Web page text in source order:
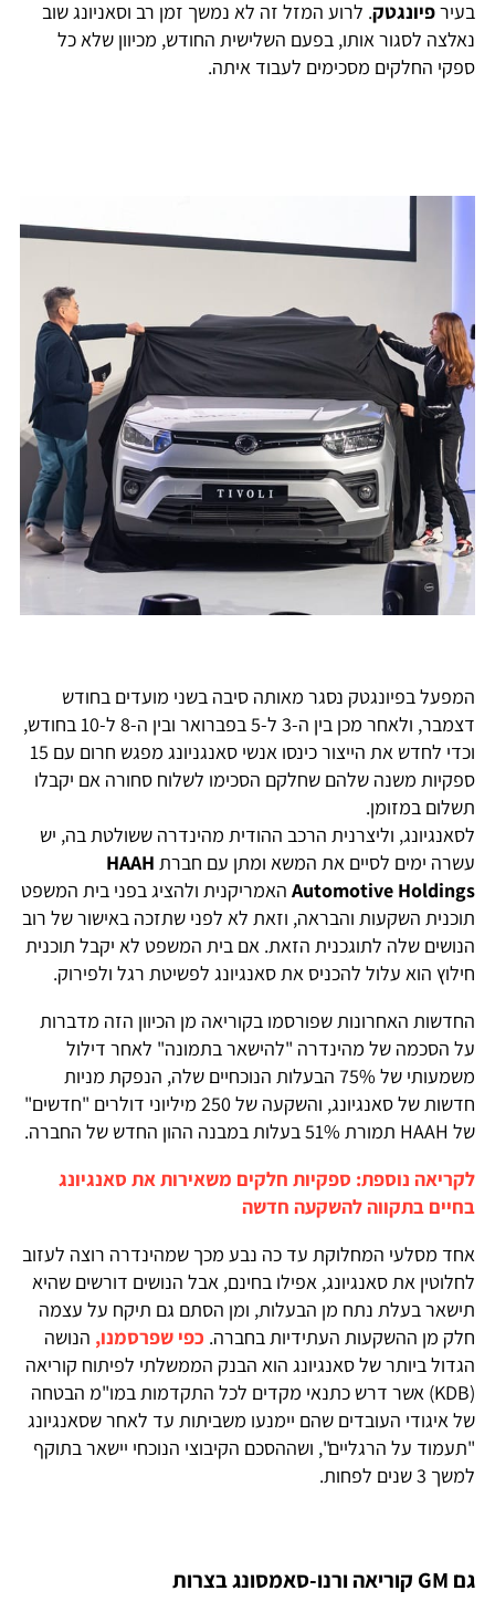
בעירפיונגטק. לרוע המזל זה לא נמשך זמן רב וסאניונג שוב
נאלצה לסגור אותו, בפעם השלישית החודש, מכיוון שלא כל
ספקי החלקים מסכימים לעבוד איתה.
המפעל בפיונגטק נסגר מאותה סיבה בשני מועדים בחודש
דצמבר, ולאחר מכן בין ה-3 ל-5 בפברואר ובין ה-8 ל-10 בחודש,
וכדי לחדש את הייצור כינסו אנשי סאנגניונג מפגש חרום עם 15
ספקיות משנה שלהם שחלקם הסכימו לשלוח סחורה אם יקבלו
תשלום במזומן.
לסאנגיונג, וליצרנית הרכב ההודית מהינדרה ששולטת בה, יש
עשרה ימים לסיים את המשא ומתן עם חברת HAAH
Automotive Holdings האמריקנית ולהציג בפני בית המשפט
תוכנית השקעות והבראה, וזאת לא לפני שתזכה באישור של רוב
הנושים שלה לתוגכנית הזאת. אם בית המשפט לא יקבל תוכנית
חילוץ הוא עלול להכניס את סאנגיונג לפשיטת רגל ולפירוק.
החדשות האחרונות שפורסמו בקוריאה מן הכיוון הזה מדברות
על הסכמה של מהינדרה "להישאר בתמונה" לאחר דילול
משמעותי של 75% הבעלות הנוכחיים שלה, הנפקת מניות
חדשות של סאנגיונג, והשקעה של 250 מיליוני דולרים "חדשים"
של HAAH תמורת 51% בעלות במבנה ההון החדש של החברה.
לקריאה נוספת: ספקיות חלקים משאירות את סאנגיונג
בחיים בתקווה להשקעה חדשה
אחד מסלעי המחלוקת עד כה נבע מכך שמהינדרה רוצה לעזוב
לחלוטין את סאנגיונג, אפילו בחינם, אבל הנושים דורשים שהיא
תישאר בעלת נתח מן הבעלות, ומן הסתם גם תיקח על עצמה
חלק מן ההשקעות העתידיות בחברה. כפי שפרסמנו, הנושה
הגדול ביותר של סאנגיונג הוא הבנק הממשלתי לפיתוח קוריאה
(KDB) אשר דרש כתנאי מקדים לכל התקדמות במו"מ הבטחה
של איגודי העובדים שהם יימנעו משביתות עד לאחר שסאנגיונג
"תעמוד על הרגליים", ושההסכם הקיבוצי הנוכחי יישאר בתוקף
למשך 3 שנים לפחות.
גם GM קוריאה ורנו-סאמסונג בצרות